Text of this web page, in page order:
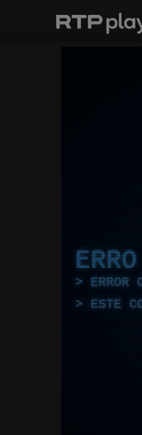
ERRO
ERROR
ESTE